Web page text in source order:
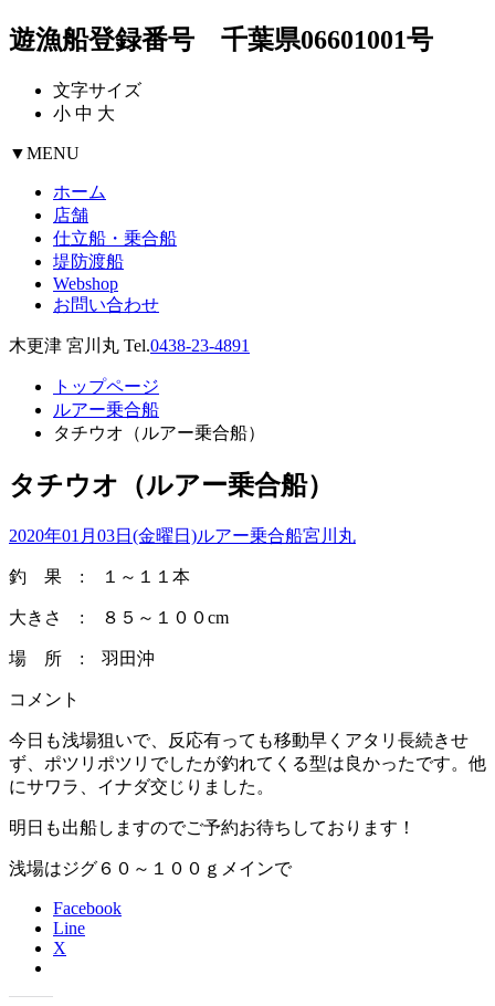
遊漁船登録番号 千葉県06601001号
文字サイズ
小 中 大
▼MENU
ホーム
店舗
仕立船・乗合船
堤防渡船
Webshop
お問い合わせ
木更津 宮川丸 Tel.0438-23-4891
トップページ
ルアー乗合船
タチウオ（ルアー乗合船）
タチウオ（ルアー乗合船）
2020年01月03日(金曜日)ルアー乗合船宮川丸
釣 果 : １～１１本
大きさ : ８５～１００cm
場 所 : 羽田沖
コメント
今日も浅場狙いで、反応有っても移動早くアタリ長続きせ
ず、ポツリポツリでしたが釣れてくる型は良かったです。他
にサワラ、イナダ交じりました。
明日も出船しますのでご予約お待ちしております！
浅場はジグ６０～１００ｇメインで
Facebook
Line
X